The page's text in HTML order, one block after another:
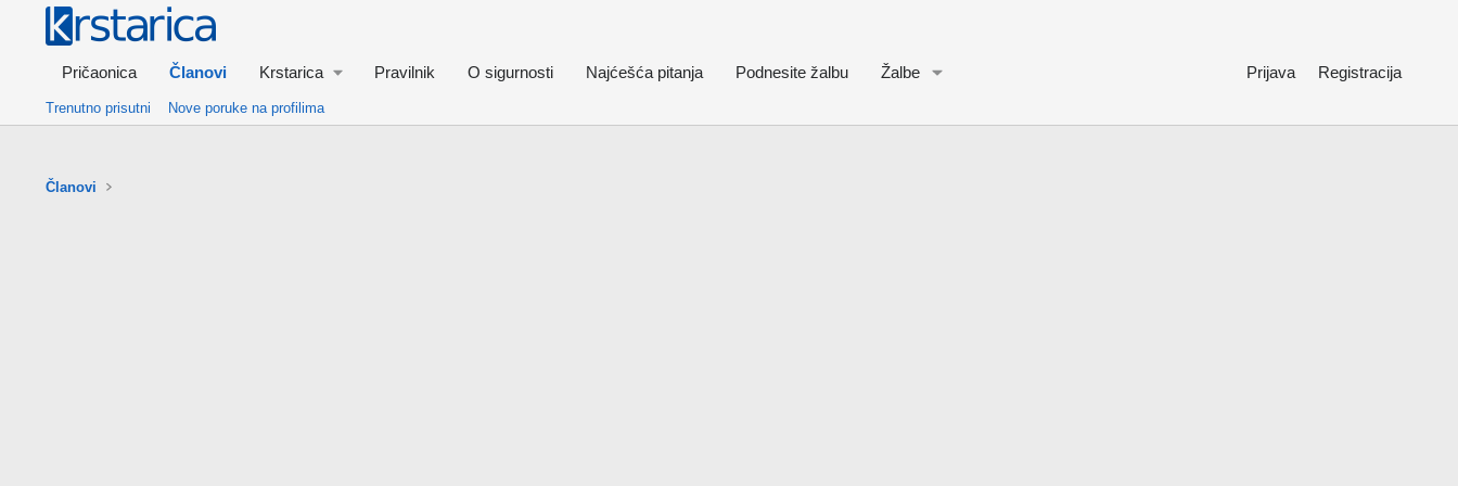
Pričaonica Članovi Krstarica Pravilnik O sigurnosti Najćešća pitanja Podnesite žalbu Žalbe Prijava Registracija
Trenutno prisutni Nove poruke na profilima
Članovi